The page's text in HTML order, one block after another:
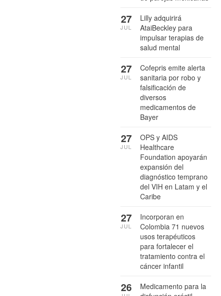
Lilly adquirirá
AtaiBeckley para
impulsar terapias de
salud mental
27
JUL
Cofepris emite alerta
sanitaria por robo y
falsificación de
diversos
medicamentos de
Bayer
27
JUL
OPS y AIDS
Healthcare
Foundation apoyarán
expansión del
diagnóstico temprano
del VIH en Latam y el
Caribe
27
JUL
Incorporan en
Colombia 71 nuevos
usos terapéuticos
para fortalecer el
tratamiento contra el
cáncer infantil
27
JUL
Medicamento para la
26